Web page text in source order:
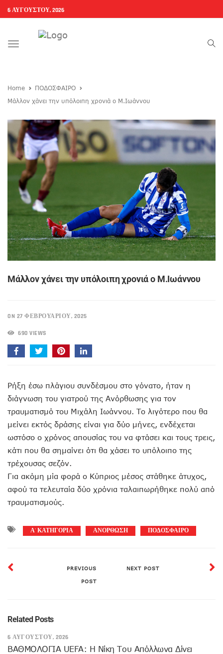
6 ΑΥΓΟΎΣΤΟΥ, 2026
Toggle
Home
ΠΟΔΟΣΦΑΙΡΟ
Μάλλον χάνει την υπόλοιπη χρονιά ο Μ.Ιωάννου
Μάλλον χάνει την υπόλοιπη χρονιά ο Μ.Ιωάννου
ON 27 ΦΕΒΡΟΥΑΡΊΟΥ, 2025
690 VIEWS
Ρήξη έσω πλάγιου συνδέσμου στο γόνατο, ήταν η
διάγνωση του γιατρού της Ανόρθωσης για τον
τραυματισμό του Μιχάλη Ιωάννου. Το λιγότερο που θα
μείνει εκτός δράσης είναι για δύο μήνες, ενδέχεται
ωστόσο ο χρόνος απουσίας του να φτάσει και τους τρεις,
κάτι που θα σημαίνει ότι θα χάσει το υπόλοιπο της
τρέχουσας σεζόν.
Για ακόμη μία φορά ο Κύπριος μέσος στάθηκε άτυχος,
αφού τα τελευταία δύο χρόνια ταλαιπωρήθηκε πολύ από
τραυματισμούς.
Α' ΚΑΤΗΓΟΡΙΑ ΑΝΟΡΘΩΣΗ ΠΟΔΟΣΦΑΙΡΟ
PREVIOUS
POST
NEXT POST
Related Posts
6 ΑΥΓΟΎΣΤΟΥ, 2026
ΒΑΘΜΟΛΟΓΙΑ UEFA: Η Νίκη Του Απόλλωνα Δίνει